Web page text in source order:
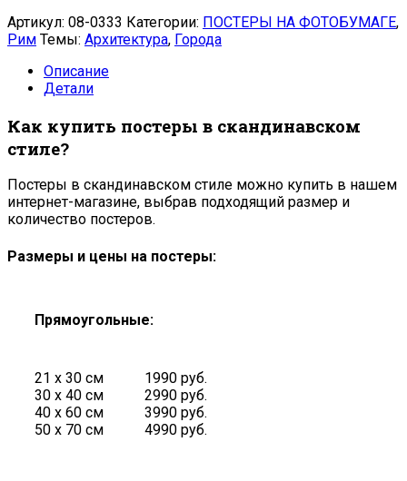
Артикул: 08-0333 Категории: ПОСТЕРЫ НА ФОТОБУМАГЕ,
Рим Темы: Архитектура, Города
Описание
Детали
Как купить постеры в скандинавском
стиле?
Постеры в скандинавском стиле можно купить в нашем
интернет-магазине, выбрав подходящий размер и
количество постеров.
Размеры и цены на постеры:
Прямоугольные:
21 х 30 см
30 х 40 см
40 х 60 см
50 х 70 см
1990 руб.
2990 руб.
3990 руб.
4990 руб.